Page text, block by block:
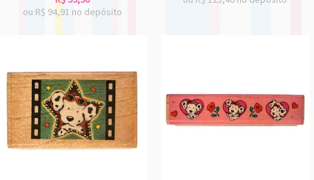
ou R$ 94,91 no depósito